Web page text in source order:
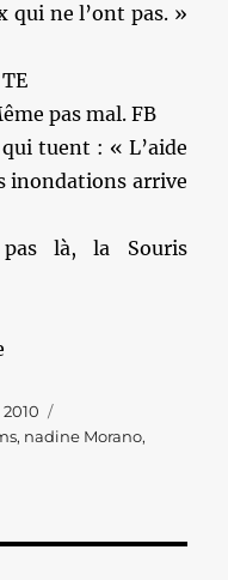
qui ne l’ont pas. »
pas mal. FB
tuent : « L’aide
inondations arrive
là, la Souris
2010
, nadine Morano,